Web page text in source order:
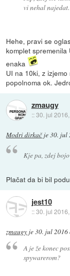
vi nehal najedat.
Hehe, pravi se
komplet
enaka
UI na 10ki, z
popolnoma ok.
zmaugy
::30. jul
Modri dirkačje30. jul
Kje pa, zdej
Plačat da bi bil
jest10
::30. jul
zmaugy je30. jul 2016
A je že konec
spywarerom?